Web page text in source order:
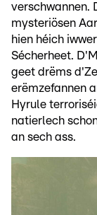
verschwannen.
mysteriösen
hien héich
Sécherheet.
geet drëms
erëmzefannen
Hyrule
natierlech
an sech ass.